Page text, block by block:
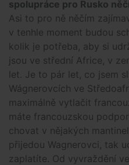
spolupráce pro Rusko
Asi to pro ně něčím
v tenhle moment budou
kolik je potřeba, aby si
jsou ve střední Africe, v
let. Je to pár let, co jsem
Wágnerovcích ve
maximálně vytlačit
máte francouzskou
chovat v nějakých
přijedou Wagnerovci, tak
zaplatíte. Od vyvraždění